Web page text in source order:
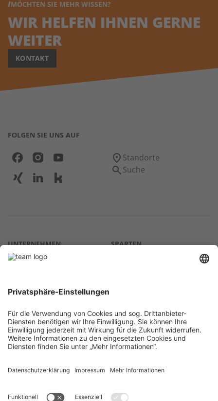
MÖCHTEN SIE MEHR WISSEN?
WIR HELFEN IHNEN GERNE
WEITER
KONTAKT
FOLGEN SIE UNS AUF
Standorte
Suche
UNTERNEHMEN
Über uns
Karriere
Kontakt
SPARTEN
RECHTLICHES